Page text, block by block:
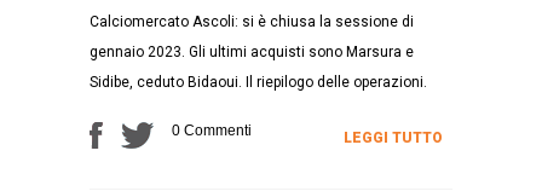
Calciomercato Ascoli: si è chiusa la sessione di
gennaio 2023. Gli ultimi acquisti sono Marsura e
Sidibe, ceduto Bidaoui. Il riepilogo delle operazioni.
0 Commenti LEGGI TUTTO